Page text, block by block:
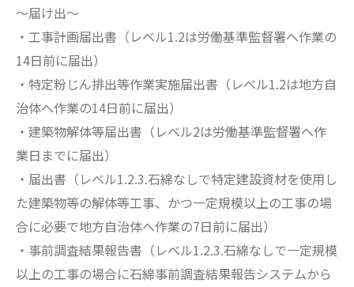
～届け出～
・工事計画届出書（レベル1.2は労働基準監督署へ作業の
14日前に届出）
・特定粉じん排出等作業実施届出書（レベル1.2は地方自
治体へ作業の14日前に届出）
・建築物解体等届出書（レベル2は労働基準監督署へ作
業日までに届出）
・届出書（レベル1.2.3.石綿なしで特定建設資材を使用し
た建築物等の解体等工事、かつ一定規模以上の工事の場
合に必要で地方自治体へ作業の7日前に届出）
・事前調査結果報告書（レベル1.2.3.石綿なしで一定規模
以上の工事の場合に石綿事前調査結果報告システムから